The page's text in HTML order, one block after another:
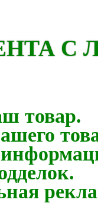
С
товар.